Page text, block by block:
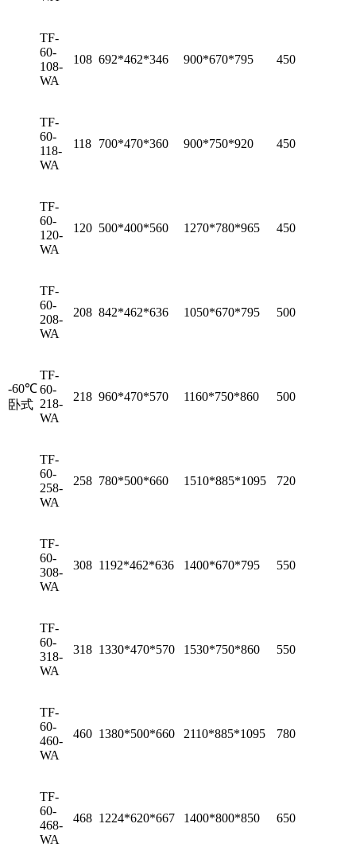
-60℃
卧式
TF-
60-
108-
WA
108 692*462*346 900*670*795 450
TF-
60-
118-
WA
118 700*470*360 900*750*920 450
TF-
60-
120-
WA
120 500*400*560 1270*780*965 450
TF-
60-
208-
WA
208 842*462*636 1050*670*795 500
TF-
60-
218-
WA
218 960*470*570 1160*750*860 500
TF-
60-
258-
WA
258 780*500*660 1510*885*1095 720
TF-
60-
308-
WA
308 1192*462*636 1400*670*795 550
TF-
60-
318-
WA
318 1330*470*570 1530*750*860 550
TF-
60-
460-
WA
460 1380*500*660 2110*885*1095 780
TF-
60-
468-
WA
468 1224*620*667 1400*800*850 650